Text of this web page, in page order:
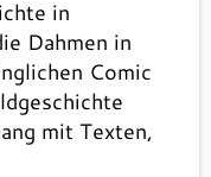
in
Dahmen in
Comic
mit Texten,